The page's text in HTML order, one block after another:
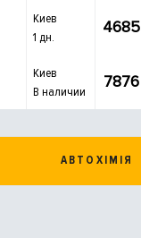
Киев
1 дн.
4685
Киев
В наличии
7876
АВТОХІМІЯ